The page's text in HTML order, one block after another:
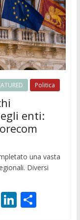
Politica
enti:
una vasta
Diversi
Li C